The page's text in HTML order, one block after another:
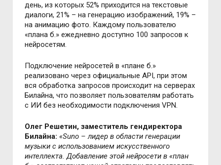
день, из которых 52% приходится на текстовые
диалоги, 21% – на генерацию изображений, 19% –
на анимацию фото. Каждому пользователю
«плана б.» ежедневно доступно 100 запросов к
нейросетям.
Подключение нейросетей в «плане б.»
реализовано через официальные API, при этом
вся обработка запросов происходит на серверах
Билайна, что позволяет пользователям работать
с ИИ без необходимости подключения VPN.
Олег Решетин, заместитель гендиректора
Билайна:«Suno – лидер в области генерации
музыки с использованием искусственного
интеллекта. Добавление этой нейросети в «план